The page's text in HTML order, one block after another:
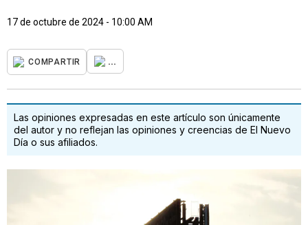
17 de octubre de 2024 - 10:00 AM
COMPARTIR ...
Las opiniones expresadas en este artículo son únicamente
del autor y no reflejan las opiniones y creencias de El Nuevo
Día o sus afiliados.